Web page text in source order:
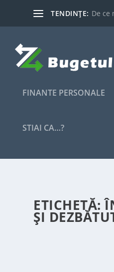
TENDINȚE: De ce
FINANTE PERSONALE
STIAI CA…?
ETICHETĂ:
ȘI